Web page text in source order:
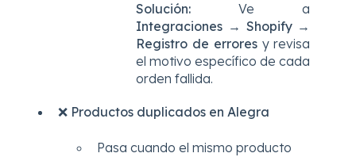
Solución: Ve a
Integraciones → Shopify →
Registro de erroresy revisa
el motivo específico de cada
orden fallida.
❌ Productos duplicados en Alegra
Pasa cuando el mismo producto